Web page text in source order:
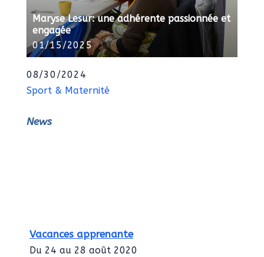
Maryse Lesur: une adhérente passionnée et
engagée
01/15/2025
08/30/2024
Sport & Maternité
News
Vacances apprenante
Du 24 au 28 août 2020